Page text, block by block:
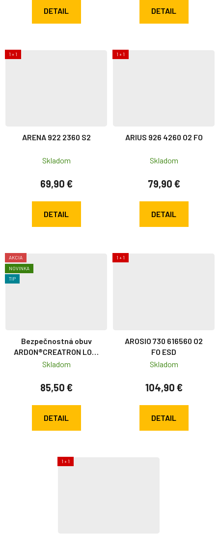
DETAIL DETAIL
1 + 1
ARENA 922 2360 S2
Skladom
69,90 €
DETAIL
1 + 1
ARIUS 926 4260 O2 FO
Skladom
79,90 €
DETAIL
AKCIA
NOVINKA
TIP
Bezpečnostná obuv
ARDON®CREATRON LOW
S3 ESD BOA
Skladom
85,50 €
DETAIL
1 + 1
AROSIO 730 616560 O2
FO ESD
Skladom
104,90 €
DETAIL
1 + 1